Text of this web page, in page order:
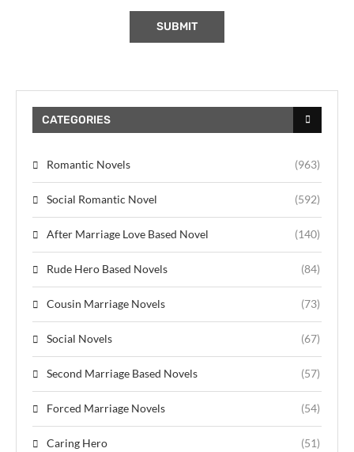
CATEGORIES
Romantic Novels (963)
Social Romantic Novel (592)
After Marriage Love Based Novel (140)
Rude Hero Based Novels (84)
Cousin Marriage Novels (73)
Social Novels (67)
Second Marriage Based Novels (57)
Forced Marriage Novels (54)
Caring Hero (51)